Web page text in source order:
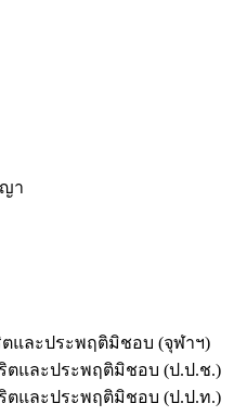
า
ตและประพฤติมิชอบ (จุฬาฯ)
ตและประพฤติมิชอบ (ป.ป.ช.)
ตและประพฤติมิชอบ (ป.ป.ท.)